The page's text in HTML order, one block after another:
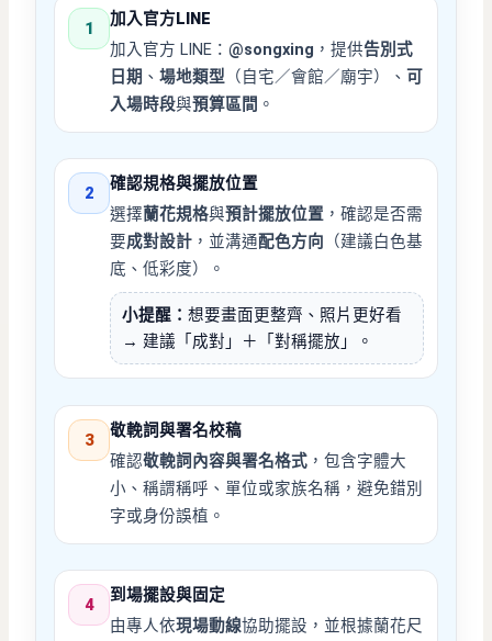
1
加入官方LINE
加入官方 LINE：@songxing ，提供告別式
日期 、場地類型 （自宅／會館／廟宇）、可
入場時段與預算區間 。
2
確認規格與擺放位置
選擇蘭花規格與預計擺放位置 ，確認是否需
要成對設計 ，並溝通配色方向 （建議白色基
底、低彩度）。
小提醒：想要畫面更整齊、照片更好看
→ 建議「成對」＋「對稱擺放」。
3
敬輓詞與署名校稿
確認敬輓詞內容與署名格式 ，包含字體大
小、稱謂稱呼、單位或家族名稱，避免錯別
字或身份誤植。
4
到場擺設與固定
由專人依現場動線協助擺設，並根據蘭花尺